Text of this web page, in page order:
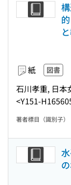
紙 図書
石川孝重, 日本
<Y151-
著者標目（識別子）